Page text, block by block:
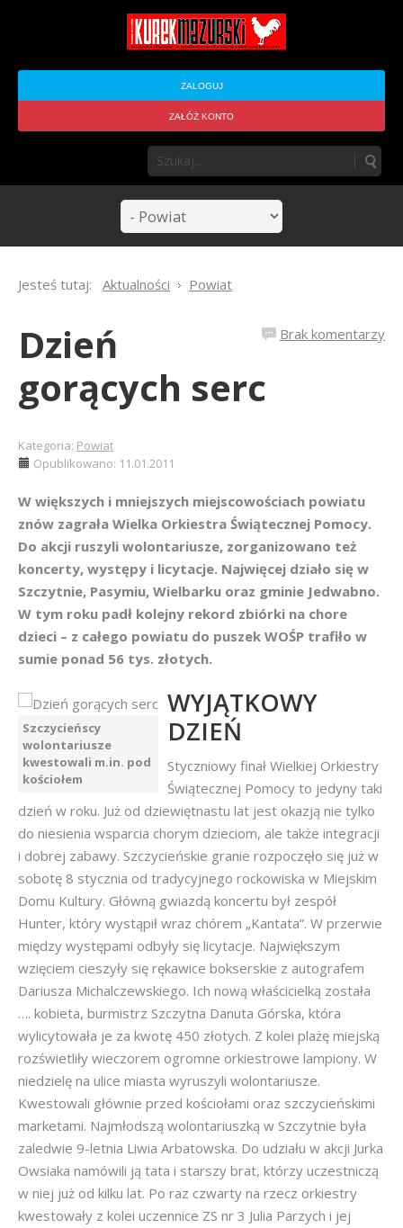
ZALOGUJ
ZAŁÓŻ KONTO
Jesteś tutaj: Aktualności Powiat
Brak komentarzy
Dzień
gorących serc
Kategoria: Powiat
Opublikowano: 11.01.2011
W większych i mniejszych miejscowościach powiatu
znów zagrała Wielka Orkiestra Świątecznej Pomocy.
Do akcji ruszyli wolontariusze, zorganizowano też
koncerty, występy i licytacje. Najwięcej działo się w
Szczytnie, Pasymiu, Wielbarku oraz gminie Jedwabno.
W tym roku padł kolejny rekord zbiórki na chore
dzieci – z całego powiatu do puszek WOŚP trafiło w
sumie ponad 56 tys. złotych.
Szczycieńscy
wolontariusze
kwestowali m.in. pod
kościołem
WYJĄTKOWY
DZIEŃ
Styczniowy finał Wielkiej Orkiestry
Świątecznej Pomocy to jedyny taki
dzień w roku. Już od dziewiętnastu lat jest okazją nie tylko
do niesienia wsparcia chorym dzieciom, ale także integracji
i dobrej zabawy. Szczycieńskie granie rozpoczęło się już w
sobotę 8 stycznia od tradycyjnego rockowiska w Miejskim
Domu Kultury. Główną gwiazdą koncertu był zespół
Hunter, który wystąpił wraz chórem „Kantata”. W przerwie
między występami odbyły się licytacje. Największym
wzięciem cieszyły się rękawice bokserskie z autografem
Dariusza Michalczewskiego. Ich nową właścicielką została
…. kobieta, burmistrz Szczytna Danuta Górska, która
wylicytowała je za kwotę 450 złotych. Z kolei plażę miejską
rozświetliły wieczorem ogromne orkiestrowe lampiony. W
niedzielę na ulice miasta wyruszyli wolontariusze.
Kwestowali głównie przed kościołami oraz szczycieńskimi
marketami. Najmłodszą wolontariuszką w Szczytnie była
zaledwie 9-letnia Liwia Arbatowska. Do udziału w akcji Jurka
Owsiaka namówili ją tata i starszy brat, którzy uczestniczą
w niej już od kilku lat. Po raz czwarty na rzecz orkiestry
kwestowały z kolei uczennice ZS nr 3 Julia Parzych i jej